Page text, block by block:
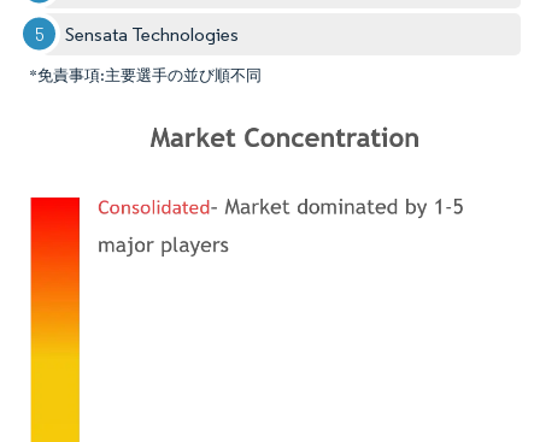
Sensata Technologies
*免責事項:主要選手の並び順不同